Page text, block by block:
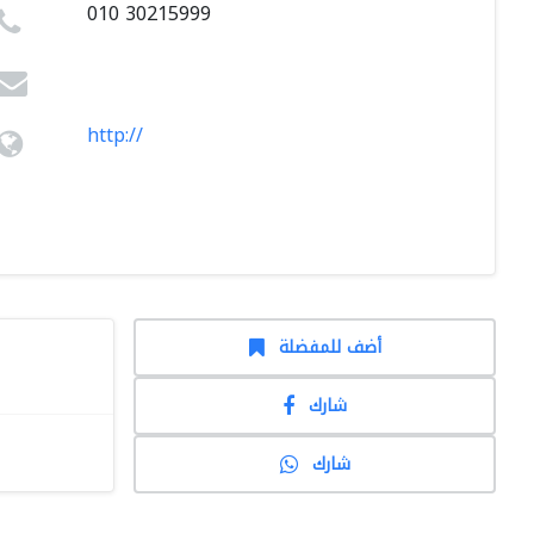
010 30215999
http://
أضف للمفضلة
شارك
شارك